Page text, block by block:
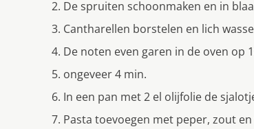
De spruiten schoonmaken en in
Cantharellen borstelen en lich
De noten even garen in de oven op
ongeveer 4 min.
In een pan met 2 el olijfolie de
Pasta toevoegen met peper, zout